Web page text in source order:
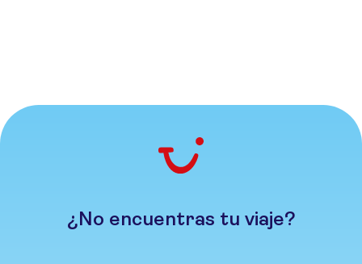
¿No encuentras tu viaje?